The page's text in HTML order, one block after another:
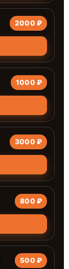
2000 ₽
1000 ₽
3000 ₽
800 ₽
500 ₽